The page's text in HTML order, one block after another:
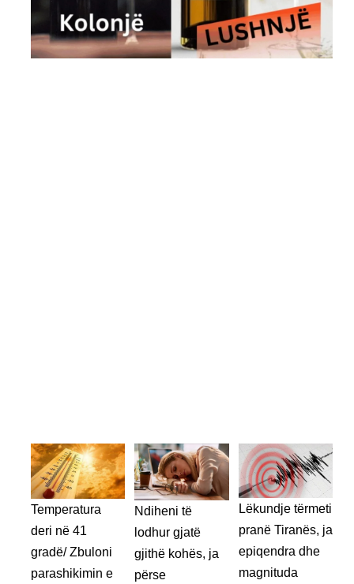
Temperatura
deri në 41
gradë/ Zbuloni
parashikimin e
Ndiheni të
lodhur gjatë
gjithë kohës, ja
përse
Lëkundje tërmeti
pranë Tiranës, ja
epiqendra dhe
magnituda